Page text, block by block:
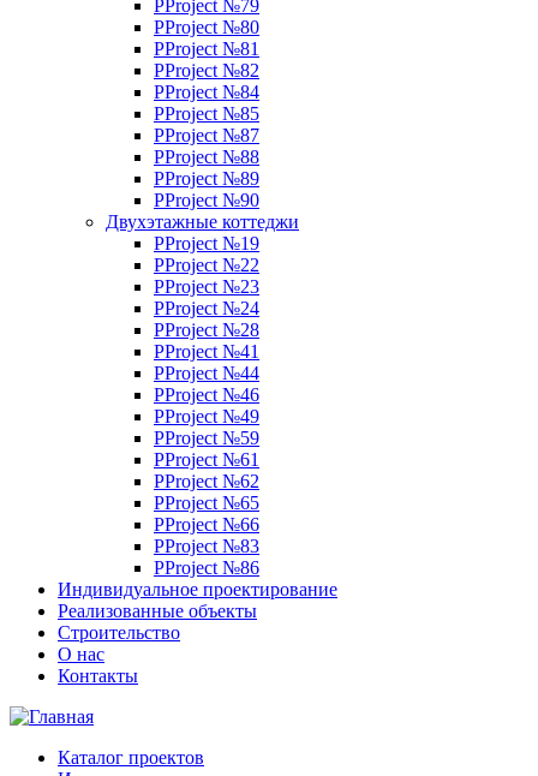
PProject №79
PProject №80
PProject №81
PProject №82
PProject №84
PProject №85
PProject №87
PProject №88
PProject №89
PProject №90
Двухэтажные коттеджи
PProject №19
PProject №22
PProject №23
PProject №24
PProject №28
PProject №41
PProject №44
PProject №46
PProject №49
PProject №59
PProject №61
PProject №62
PProject №65
PProject №66
PProject №83
PProject №86
Индивидуальное проектирование
Реализованные объекты
Строительство
О нас
Контакты
Каталог проектов